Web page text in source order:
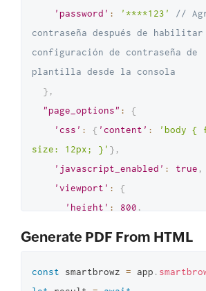
'password' : '****123'
//
contraseña después de
configuración de contraseña de
plantilla desde la consola
} ,
"page_options" :
{
'css' : { 'content' :
'body {
size: 12px; }' } ,
'javascript_enabled' : true ,
'viewport' :
{
'height' : 800 ,
Generate PDF From HTML
const smartbrowz = app .